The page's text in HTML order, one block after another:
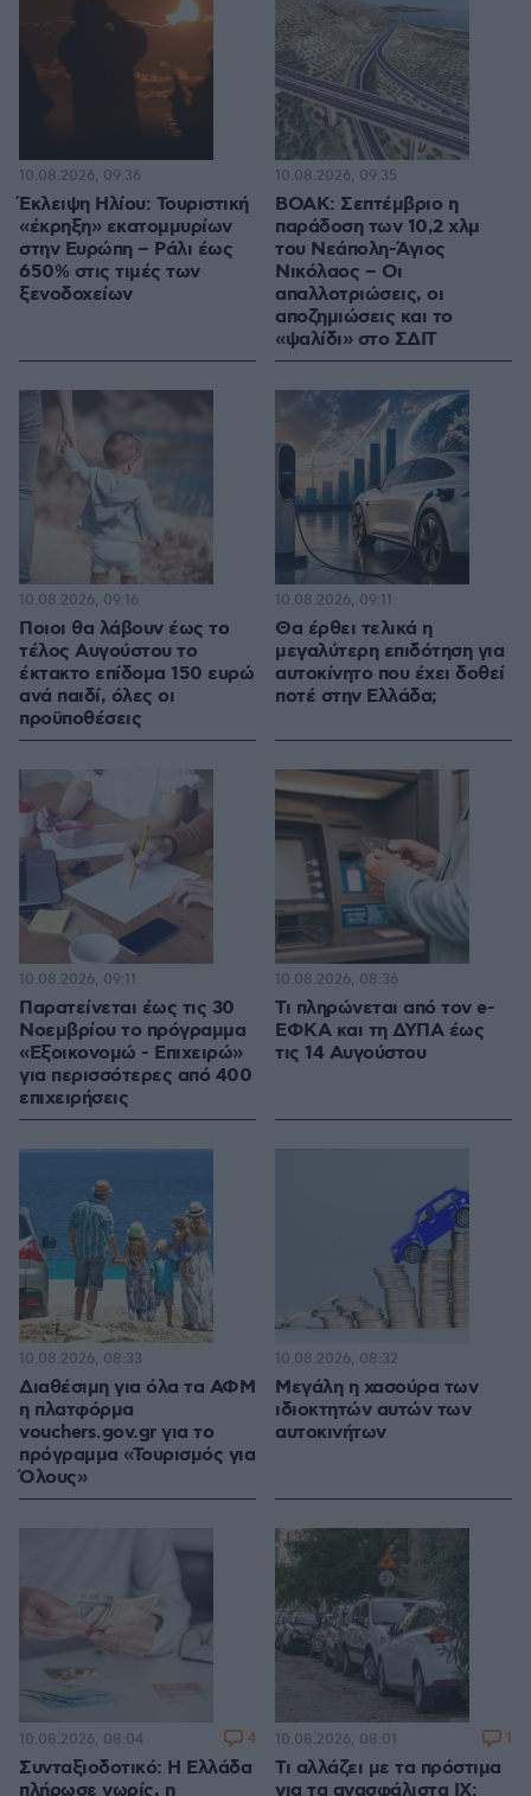
Έκλειψη Ηλίου: Τουριστική
«έκρηξη» εκατομμυρίων
στην Ευρώπη – Ράλι έως
650% στις τιμές των
ξενοδοχείων
10.08.2026, 09:36
ΒΟΑΚ: Σεπτέμβριο η
παράδοση των 10,2 χλμ
του Νεάπολη-Άγιος
Νικόλαος – Οι
απαλλοτριώσεις, οι
αποζημιώσεις και το
«ψαλίδι» στο ΣΔΙΤ
10.08.2026, 09:35
Ποιοι θα λάβουν έως το
τέλος Αυγούστου το
έκτακτο επίδομα 150 ευρώ
ανά παιδί, όλες οι
προϋποθέσεις
10.08.2026, 09:16
Θα έρθει τελικά η
μεγαλύτερη επιδότηση για
αυτοκίνητο που έχει δοθεί
ποτέ στην Ελλάδα;
10.08.2026, 09:11
Παρατείνεται έως τις 30
Νοεμβρίου το πρόγραμμα
«Εξοικονομώ - Επιχειρώ»
για περισσότερες από 400
επιχειρήσεις
10.08.2026, 09:11
Τι πληρώνεται από τον e-
ΕΦΚΑ και τη ΔΥΠΑ έως
τις 14 Αυγούστου
10.08.2026, 08:36
Διαθέσιμη για όλα τα ΑΦΜ
η πλατφόρμα
vouchers.gov.gr για το
πρόγραμμα «Τουρισμός για
Όλους»
10.08.2026, 08:33
Μεγάλη η χασούρα των
ιδιοκτητών αυτών των
αυτοκινήτων
10.08.2026, 08:32
Συνταξιοδοτικό: H Ελλάδα
πλήρωσε νωρίς, η
10.08.2026, 08:04 4
Τι αλλάζει με τα πρόστιμα
για τα ανασφάλιστα ΙΧ:
10.08.2026, 08:01 1